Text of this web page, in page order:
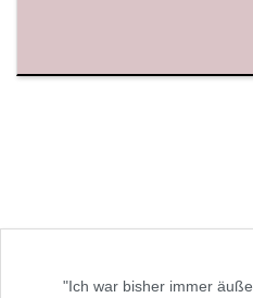
"Ich war bisher immer